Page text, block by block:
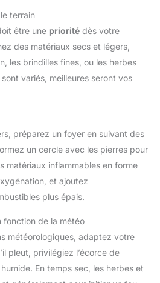
terrain
être une priorité dès votre
des matériaux secs et légers,
les brindilles fines, ou les herbes
variés, meilleures seront vos
préparez un foyer en suivant des
un cercle avec les pierres pour
matériaux inflammables en forme
et ajoutez
plus épais.
fonction de la météo
météorologiques, adaptez votre
pleut, privilégiez l’écorce de
En temps sec, les herbes et